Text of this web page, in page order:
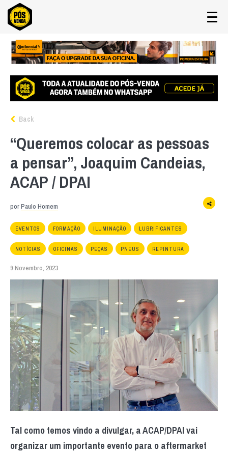
Back
“Queremos colocar as pessoas
a pensar”, Joaquim Candeias,
ACAP / DPAI
porPaulo Homem
EVENTOS FORMAÇÃO ILUMINAÇÃO LUBRIFICANTES
NOTÍCIAS OFICINAS PEÇAS PNEUS REPINTURA
9 Novembro, 2023
Tal como temos vindo a divulgar, a ACAP/DPAI vai
organizar um importante evento para o aftermarket